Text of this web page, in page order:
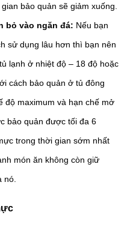
bảo quản sẽ giảm xuống.
bỏ vào ngăn đá: Nếu bạn
sử dụng lâu hơn thì bạn nên
lạnh ở nhiệt độ – 18 độ hoặc
cách bảo quản ở tủ đông
độ maximum và hạn chế mở
bảo quản được tối đa 6
trong thời gian sớm nhất
món ăn không còn giữ
nó.